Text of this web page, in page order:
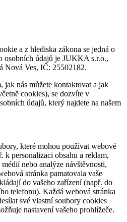
a z hlediska zákona se jedná o
osobních údajů je JUKKA s.r.o.,
Nová Ves, IČ: 25502182.
jak nás můžete kontaktovat a jak
cookies), se dozvíte v
údajů, který najdete na našem
které mohou používat webové
k personalizaci obsahu a reklam,
nebo analýze návštěvnosti,
stránka pamatovala vaše
do vašeho zařízení (např. do
telefonu). Každá webová stránka
své vlastní soubory cookies
nastavení vašeho prohlížeče.